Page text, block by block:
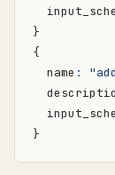
}
{
name :
}